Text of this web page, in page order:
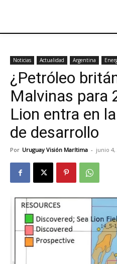
Noticias Actualidad Argentina
¿Petróleo
Malvinas para
Lion entra en
de desarrollo
Por Uruguay Visión Marítima - junio 4,